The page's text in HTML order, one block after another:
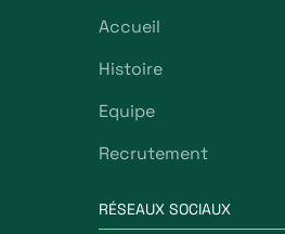
Accueil
Histoire
Equipe
Recrutement
RÉSEAUX SOCIAUX